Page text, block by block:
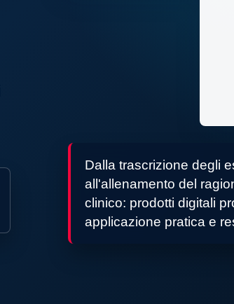
Dalla trascrizione degli
all'allenamento del
clinico: prodotti digitali
applicazione pratica e